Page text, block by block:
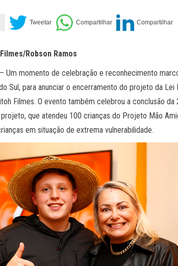
Robson Ramos
Um momento de celebração e reconhecimento
Sul, para anunciar o encerramento do projeto da Lei
Filmes. O evento também celebrou a conclusão da
que atendeu 100 crianças do Projeto Mão
em situação de extrema vulnerabilidade.